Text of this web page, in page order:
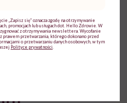
tylko na
„Zapisz się” oznacza zgodę na otrzymywanie
promocjach lub usługach dot. Hello Zdrowie. W
z otrzymywania newslettera. Wycofanie
prawem przetwarzania, którego dokonano przed
o przetwarzaniu danych osobowych, w tym
Polityce prywatności